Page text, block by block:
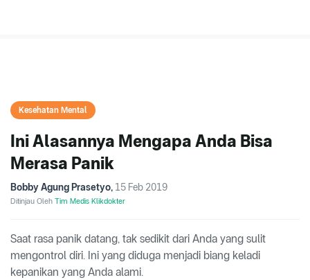
Kesehatan Mental
Ini Alasannya Mengapa Anda Bisa
Merasa Panik
Bobby Agung Prasetyo, 15 Feb 2019
Ditinjau Oleh Tim Medis Klikdokter
Saat rasa panik datang, tak sedikit dari Anda yang sulit
mengontrol diri. Ini yang diduga menjadi biang keladi
kepanikan yang Anda alami.